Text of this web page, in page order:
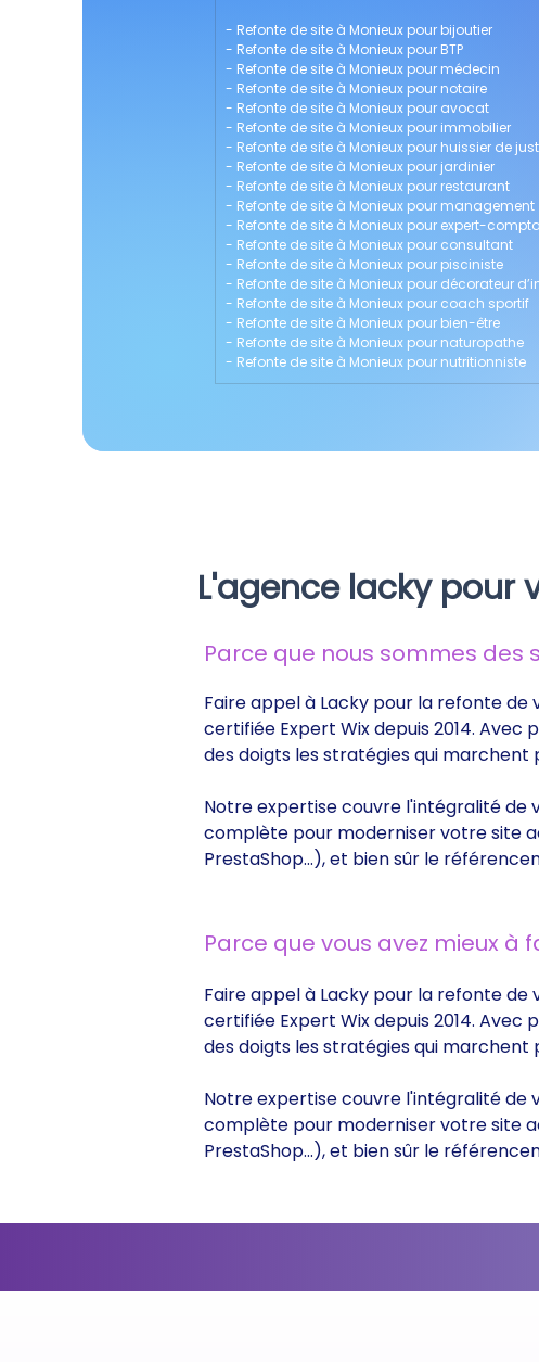
- Refonte de site à Monieux pour bijoutier
- Refonte de site à Monieux pour BTP
- Refonte de site à Monieux pour médecin
- Refonte de site à Monieux pour notaire
- Refonte de site à Monieux pour avocat
- Refonte de site à Monieux pour immobilier
- Refonte de site à Monieux pour huissier de
- Refonte de site à Monieux pour jardinier
- Refonte de site à Monieux pour restaurant
- Refonte de site à Monieux pour management
- Refonte de site à Monieux pour expert-
- Refonte de site à Monieux pour consultant
- Refonte de site à Monieux pour pisciniste
- Refonte de site à Monieux pour décorateur
- Refonte de site à Monieux pour coach sportif
- Refonte de site à Monieux pour bien-être
- Refonte de site à Monieux pour naturopathe
- Refonte de site à Monieux pour nutritionniste
L'agence lacky pour
Parce que nous sommes des
Faire appel à Lacky pour la refonte
certifiée Expert Wix depuis 2014. Avec
des doigts les stratégies qui
Notre expertise couvre l'intégralité de
complète pour moderniser votre site
PrestaShop...), et bien sûr le
Parce que vous avez mieux
Faire appel à Lacky pour la refonte
certifiée Expert Wix depuis 2014. Avec
des doigts les stratégies qui
Notre expertise couvre l'intégralité de
complète pour moderniser votre site
PrestaShop...), et bien sûr le